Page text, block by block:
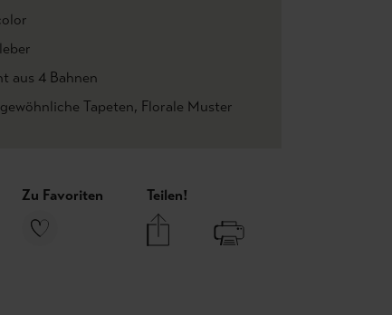
aus 4 Bahnen
Tapeten, Florale Muster
Zu Favoriten Teilen!